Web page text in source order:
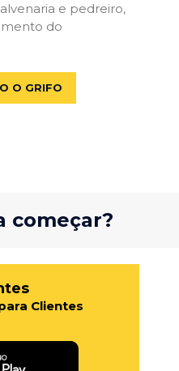
e pedreiro,
do
O GRIFO
começar?
Clientes